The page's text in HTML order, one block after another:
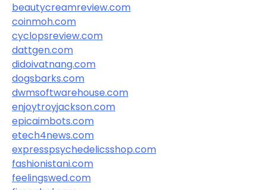
beautycreamreview.com
coinmoh.com
cyclopsreview.com
dattgen.com
didoivatnang.com
dogsbarks.com
dwmsoftwarehouse.com
enjoytroyjackson.com
epicaimbots.com
etech4news.com
expresspsychedelicsshop.com
fashionistani.com
feelingswed.com